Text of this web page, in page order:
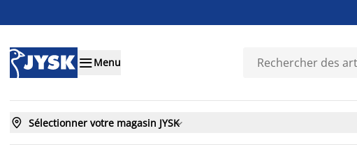
Menu
 Sélectionner votre magasin JYSK